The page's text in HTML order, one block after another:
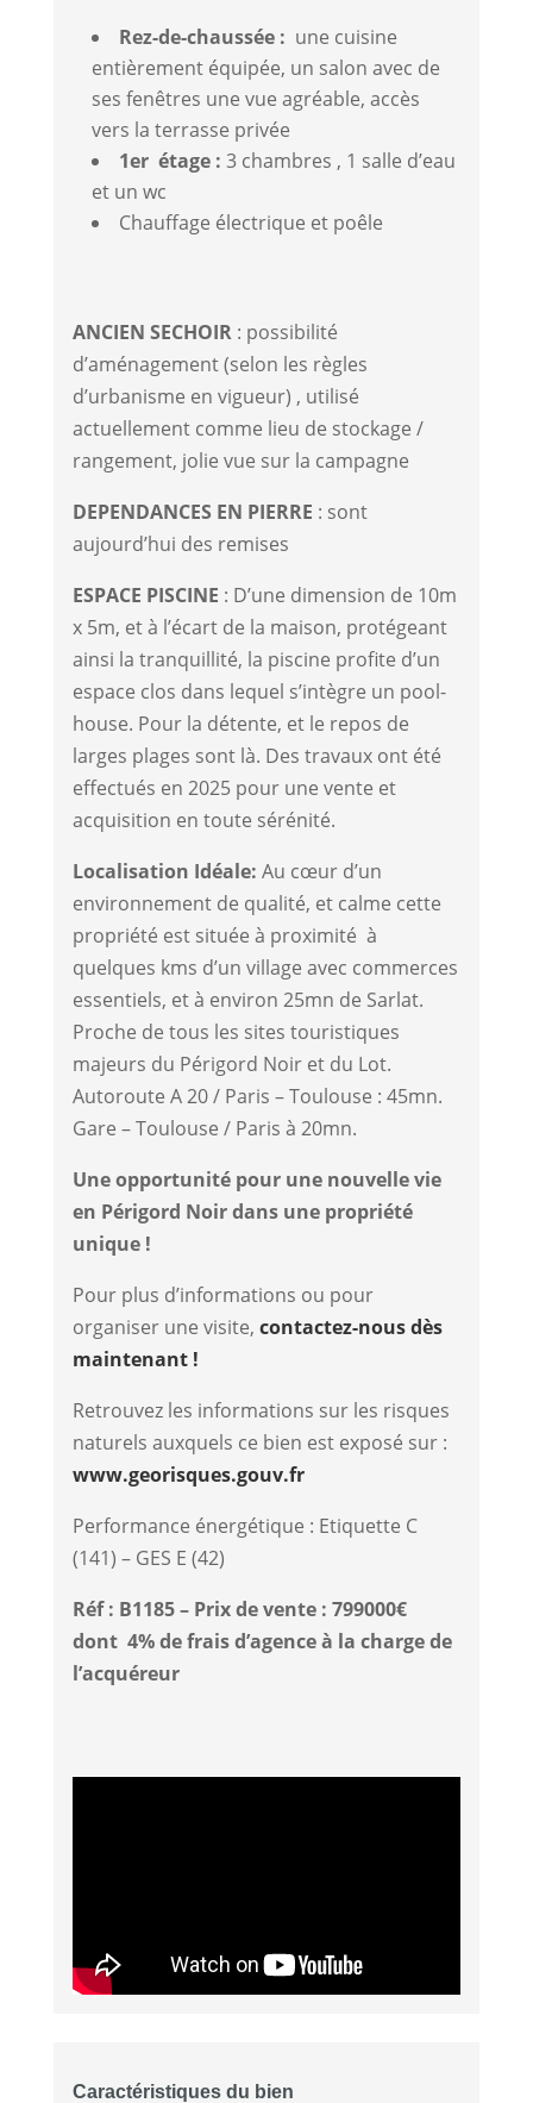
Rez-de-chaussée : une cuisine
entièrement équipée, un salon avec de
ses fenêtres une vue agréable, accès
vers la terrasse privée
1er étage : 3 chambres , 1 salle d’eau
et un wc
Chauffage électrique et poêle
ANCIEN SECHOIR: possibilité
d’aménagement (selon les règles
d’urbanisme en vigueur) , utilisé
actuellement comme lieu de stockage /
rangement, jolie vue sur la campagne
DEPENDANCES EN PIERRE : sont
aujourd’hui des remises
ESPACE PISCINE : D’une dimension de 10m
x 5m, et à l’écart de la maison, protégeant
ainsi la tranquillité, la piscine profite d’un
espace clos dans lequel s’intègre un pool-
house. Pour la détente, et le repos de
larges plages sont là. Des travaux ont été
effectués en 2025 pour une vente et
acquisition en toute sérénité.
Localisation Idéale: Au cœur d’un
environnement de qualité, et calme cette
propriété est située à proximité à
quelques kms d’un village avec commerces
essentiels, et à environ 25mn de Sarlat.
Proche de tous les sites touristiques
majeurs du Périgord Noir et du Lot.
Autoroute A 20 / Paris – Toulouse : 45mn.
Gare – Toulouse / Paris à 20mn.
Une opportunité pour une nouvelle vie
en Périgord Noir dans une propriété
unique !
Pour plus d’informations ou pour
organiser une visite, contactez-nous dès
maintenant !
Retrouvez les informations sur les risques
naturels auxquels ce bien est exposé sur :
www.georisques.gouv.fr
Performance énergétique : Etiquette C
(141) – GES E (42)
Réf : B1185 – Prix de vente : 799000€
dont 4% de frais d’agence à la charge de
l’acquéreur
Caractéristiques du bien